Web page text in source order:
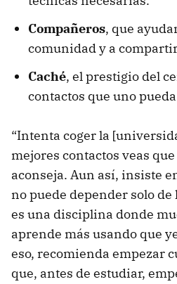
Compañeros, que
comunidad y a
Caché, el prestigio del
contactos que uno
“Intenta coger la
mejores contactos veas
aconseja. Aun así, insiste
no puede depender solo de
es una disciplina donde
aprende más usando que
eso, recomienda empezar
que, antes de estudiar,